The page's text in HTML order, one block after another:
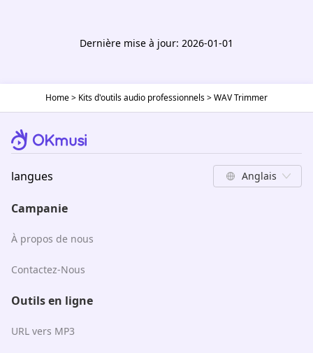
Dernière mise à jour: 2026-01-01
Home> Kits d'outils audio professionnels>WAV Trimmer
langues Anglais
Campanie
À propos de nous
Contactez-Nous
Outils en ligne
URL vers MP3